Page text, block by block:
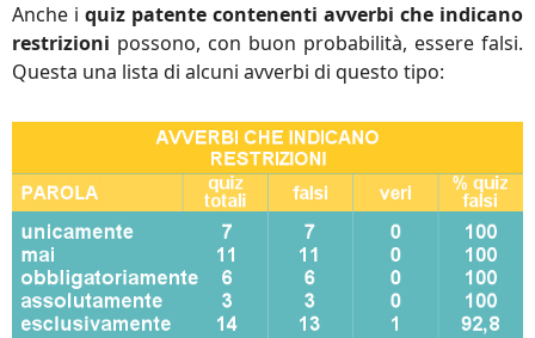
Anche i quiz patente contenenti avverbi che indicano
restrizioni possono, con buon probabilità, essere falsi.
Questa una lista di alcuni avverbi di questo tipo: